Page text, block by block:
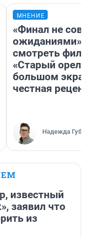
МНЕНИЕ
«Финал не
ожиданиями»:
смотреть
«Старый орел»
большом
честная
Надежда
известный
заявил что
из